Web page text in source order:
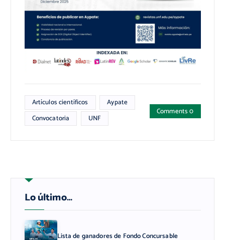
Artículos científicos
Aypate
Convocatoria
UNF
Comments 0
Lo último…
Lista de ganadores de Fondo Concursable